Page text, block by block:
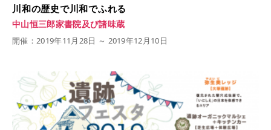
川和の歴史で川和でふれる
中山恒三郎家書院及び諸味蔵
開催：2019年11月28日 ～ 2019年12月10日